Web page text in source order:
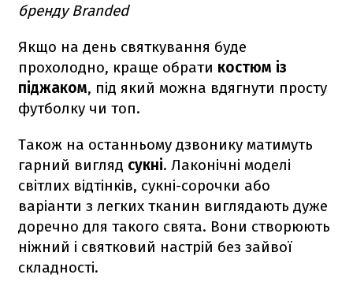
бренду Branded
Якщо на день святкування буде
прохолодно, краще обрати костюм із
піджаком, під який можна вдягнути просту
футболку чи топ.
Також на останньому дзвонику матимуть
гарний вигляд сукні. Лаконічні моделі
світлих відтінків, сукні-сорочки або
варіанти з легких тканин виглядають дуже
доречно для такого свята. Вони створюють
ніжний і святковий настрій без зайвої
складності.